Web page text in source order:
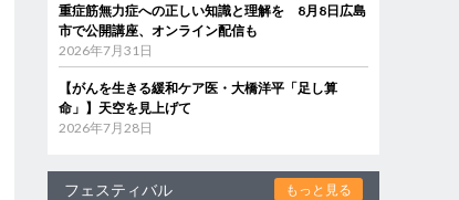
重症筋無力症への正しい知識と理解を 8月8日広島
市で公開講座、オンライン配信も
2026年7月31日
【がんを生きる緩和ケア医・大橋洋平「足し算
命」】天空を見上げて
2026年7月28日
フェスティバル もっと見る